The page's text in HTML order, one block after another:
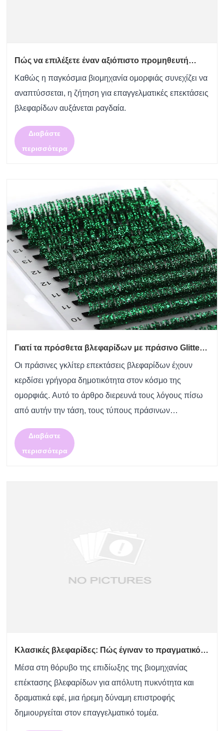
Πώς να επιλέξετε έναν αξιόπιστο προμηθευτή
παγκόσμια αγορά
Καθώς η παγκόσμια βιομηχανία ομορφιάς συνεχίζει να
αναπτύσσεται, η ζήτηση για επαγγελματικές επεκτάσεις
βλεφαρίδων αυξάνεται ραγδαία.
Διαβάστε
περισσότερα
Γιατί τα πρόσθετα βλεφαρίδων με πράσινο Glitter
Οι πράσινες γκλίτερ επεκτάσεις βλεφαρίδων έχουν
κερδίσει γρήγορα δημοτικότητα στον κόσμο της
ομορφιάς. Αυτό το άρθρο διερευνά τους λόγους πίσω
από αυτήν την τάση, τους τύπους πράσινων
εφαρμογής και διατήρησης τους, ζητήματα ασφάλειας
και τις καλύτερες επ......
Διαβάστε
περισσότερα
Κλασικές βλεφαρίδες: Πώς έγιναν το πραγματικό
βιομηχανία επέκτασης βλεφαρίδων
Μέσα στη θόρυβο της επιδίωξης της βιομηχανίας
επέκτασης βλεφαρίδων για απόλυτη πυκνότητα και
δραματικά εφέ, μια ήρεμη δύναμη επιστροφής
δημιουργείται στον επαγγελματικό τομέα.